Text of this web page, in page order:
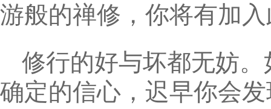
游般的禅修，你将有加
修行的好与坏都无妨
确定的信心，迟早你会